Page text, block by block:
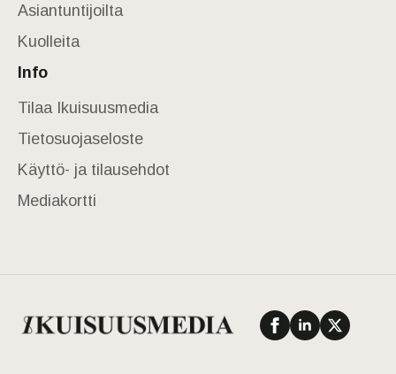
Asiantuntijoilta
Kuolleita
Info
Tilaa Ikuisuusmedia
Tietosuojaseloste
Käyttö- ja tilausehdot
Mediakortti